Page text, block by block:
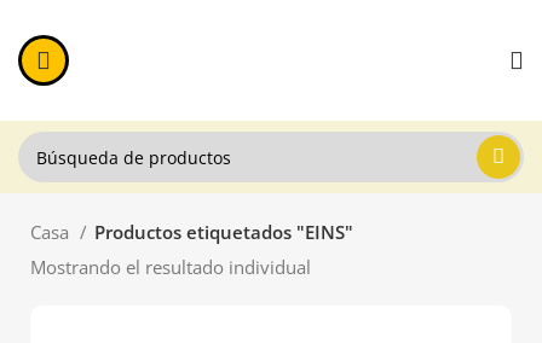
Casa
Productos etiquetados "EINS"
Mostrando el resultado individual